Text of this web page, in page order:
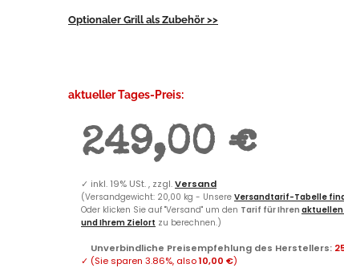
Optionaler Grill als Zubehör >>
aktueller Tages-Preis:
249,00 €
✓ inkl. 19% USt. , zzgl.Versand
(Versandgewicht: 20,00 kg - Unsere Versandtarif-Tabelle
Oder klicken Sie auf "Versand" um den Tarif für Ihren aktuellen
und Ihrem Zielort zu berechnen.)
Unverbindliche Preisempfehlung des Herstellers:
✓ (Sie sparen 3.86%, also10,00 €)